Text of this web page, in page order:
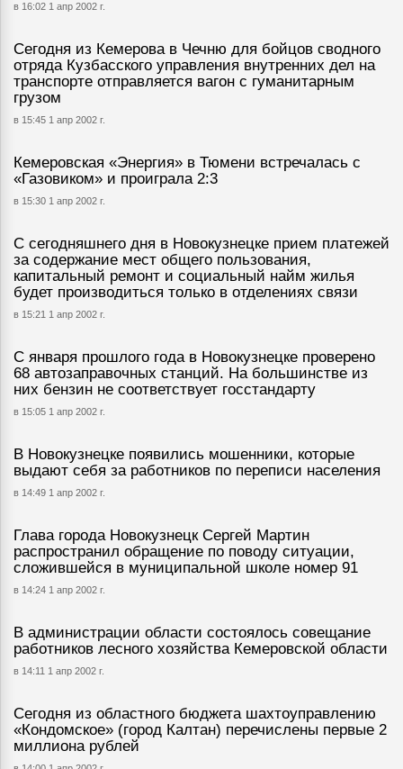
в 16:02 1 апр 2002 г.
Сегодня из Кемерова в Чечню для бойцов сводного
отряда Кузбасского управления внутренних дел на
транспорте отправляется вагон с гуманитарным
грузом
в 15:45 1 апр 2002 г.
Кемеровская «Энергия» в Тюмени встречалась с
«Газовиком» и проиграла 2:3
в 15:30 1 апр 2002 г.
С сегодняшнего дня в Новокузнецке прием платежей
за содержание мест общего пользования,
капитальный ремонт и социальный найм жилья
будет производиться только в отделениях связи
в 15:21 1 апр 2002 г.
С января прошлого года в Новокузнецке проверено
68 автозаправочных станций. На большинстве из
них бензин не соответствует госстандарту
в 15:05 1 апр 2002 г.
В Новокузнецке появились мошенники, которые
выдают себя за работников по переписи населения
в 14:49 1 апр 2002 г.
Глава города Новокузнецк Сергей Мартин
распространил обращение по поводу ситуации,
сложившейся в муниципальной школе номер 91
в 14:24 1 апр 2002 г.
В администрации области состоялось совещание
работников лесного хозяйства Кемеровской области
в 14:11 1 апр 2002 г.
Сегодня из областного бюджета шахтоуправлению
«Кондомское» (город Калтан) перечислены первые 2
миллиона рублей